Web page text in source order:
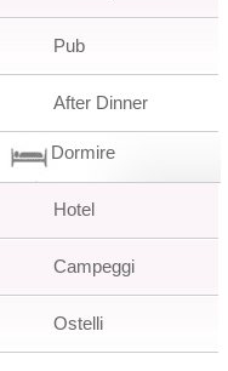
Pub
After Dinner
Dormire
Hotel
Campeggi
Ostelli